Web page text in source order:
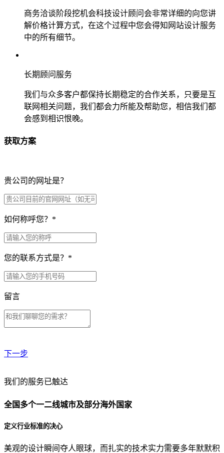
商务洽谈阶段挖机会科技设计顾问会非常详细的向您讲
解价格计算方式，在这个过程中您会得知网站设计服务
中的所有细节。
长期顾问服务
我们与众多客户都保持长期稳定的合作关系，只要是互
联网相关问题，我们都会力所能及帮助您，相信我们都
会感到相识恨晚。
获取方案
贵公司的网址是？
如何称呼您？ *
您的联系方式是？ *
留言
下一步
贵公司预算范围是？
贵公司的团队规模是？
我们的服务已触达
全国多个一二线城市及部分海外国家
定义行业标准的决心
美观的设计瞬间夺人眼球，而扎实的技术实力需要多年默默积